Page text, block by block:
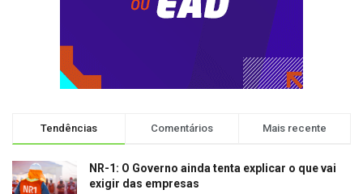
Tendências Comentários Mais recente
NR-1: O Governo ainda tenta explicar o que vai
exigir das empresas